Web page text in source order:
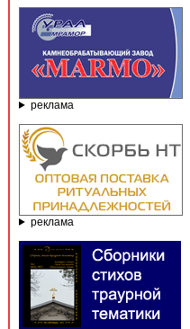
реклама
реклама